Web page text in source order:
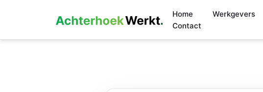
Home Werkgevers
Contact